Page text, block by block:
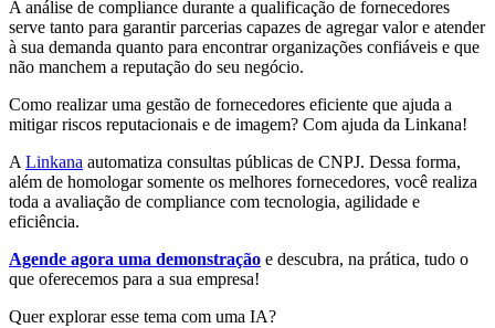
A análise de compliance durante a qualificação de fornecedores
serve tanto para garantir parcerias capazes de agregar valor e atender
à sua demanda quanto para encontrar organizações confiáveis e que
não manchem a reputação do seu negócio.
Como realizar uma gestão de fornecedores eficiente que ajuda a
mitigar riscos reputacionais e de imagem? Com ajuda da Linkana!
ALinkana automatiza consultas públicas de CNPJ. Dessa forma,
além de homologar somente os melhores fornecedores, você realiza
toda a avaliação de compliance com tecnologia, agilidade e
eficiência.
Agende agora uma demonstração e descubra, na prática, tudo o
que oferecemos para a sua empresa!
Quer explorar esse tema com uma IA?